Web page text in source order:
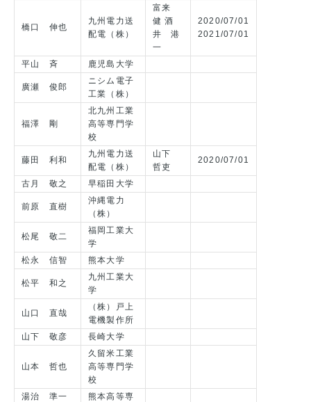
橋口 伸也
九州電力送
配電（株）
富来
健 酒
井 港
一
2020/07/01
2021/07/01
平山 斉 鹿児島大学
廣瀬 俊郎
ニシム電子
工業（株）
福澤 剛
北九州工業
高等専門学
校
藤田 利和
九州電力送
配電（株）
山下
哲吏
2020/07/01
古月 敬之 早稲田大学
前原 直樹
沖縄電力
（株）
松尾 敬二
福岡工業大
学
松永 信智
熊本大学
松平 和之
九州工業大
学
山口 直哉
（株）戸上
電機製作所
山下 敬彦
長崎大学
山本 哲也
久留米工業
高等専門学
校
湯治 準一
熊本高等専